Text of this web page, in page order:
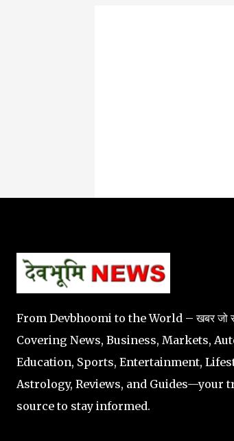
From Devbhoomi to the World – खबर जो
Covering News, Business, Markets,
Education, Sports, Entertainment,
Astrology, Reviews, and Guides—your
source to stay informed.